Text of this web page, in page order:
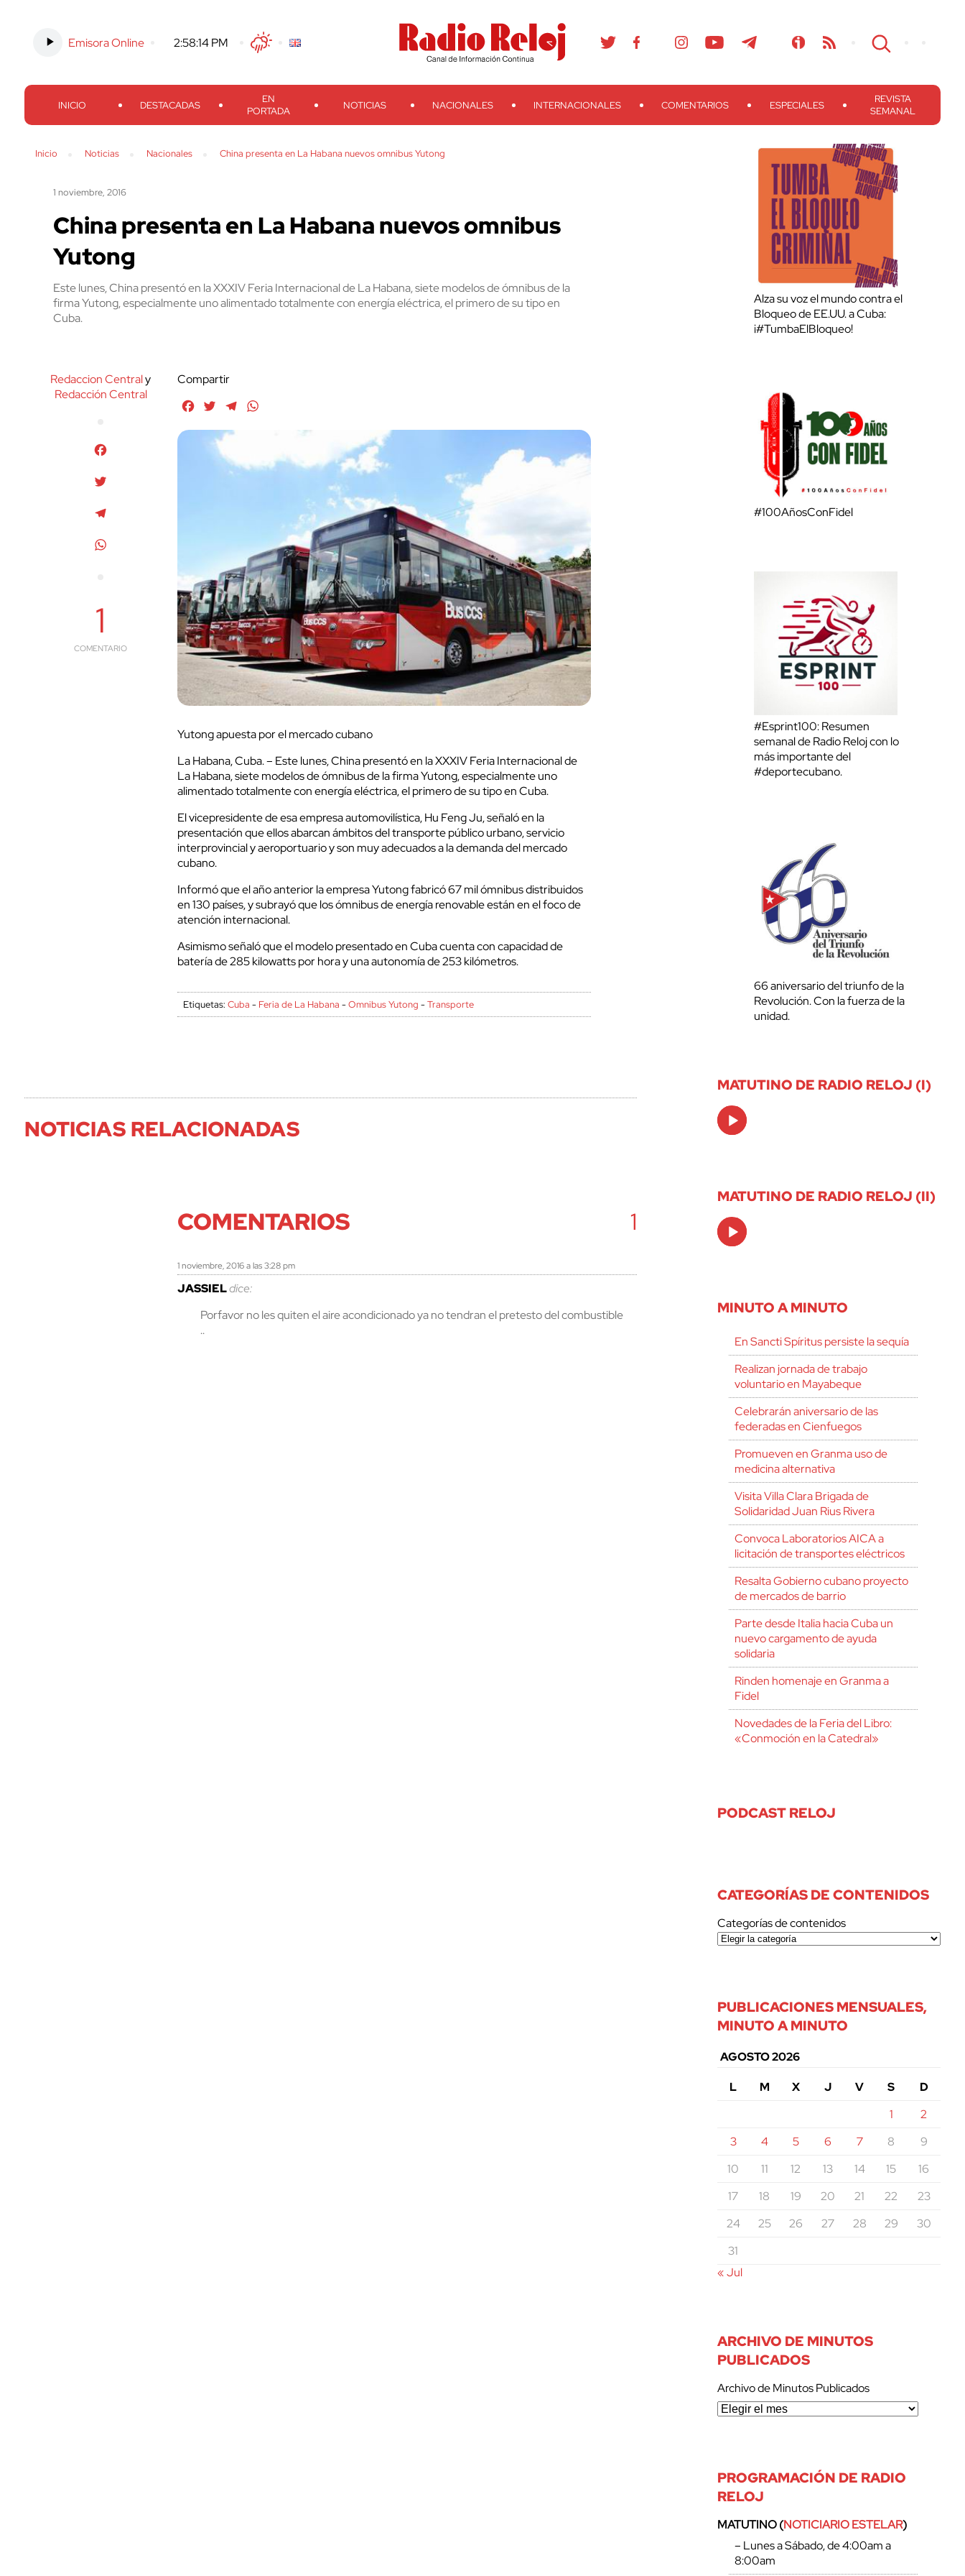
Emisora Online -2:58:15 PM TwitterFacebook
Threads
Instagram TelegramTeveo Ivoox RSS Search
INICIO DESTACADAS
EN
PORTADA
NOTICIAS NACIONALES INTERNACIONALES COMENTARIOS ESPECIALES
REVISTA
SEMANAL
Inicio Noticias Nacionales China presenta en La Habana nuevos omnibus Yutong
1 noviembre, 2016
China presenta en La Habana nuevos omnibus
Yutong
Este lunes, China presentó en la XXXIV Feria Internacional de La Habana, siete modelos de ómnibus de la
firma Yutong, especialmente uno alimentado totalmente con energía eléctrica, el primero de su tipo en
Cuba.
Redaccion Centraly
Redacción Central
1
COMENTARIO
Compartir
FacebookTwitterTelegram
Yutong apuesta por el mercado cubano
La Habana, Cuba. – Este lunes, China presentó en la XXXIV Feria Internacional de
La Habana, siete modelos de ómnibus de la firma Yutong, especialmente uno
alimentado totalmente con energía eléctrica, el primero de su tipo en Cuba.
El vicepresidente de esa empresa automovilística, Hu Feng Ju, señaló en la
presentación que ellos abarcan ámbitos del transporte público urbano, servicio
interprovincial y aeroportuario y son muy adecuados a la demanda del mercado
cubano.
Informó que el año anterior la empresa Yutong fabricó 67 mil ómnibus distribuidos
en 130 países, y subrayó que los ómnibus de energía renovable están en el foco de
atención internacional.
Asimismo señaló que el modelo presentado en Cuba cuenta con capacidad de
batería de 285 kilowatts por hora y una autonomía de 253 kilómetros.
Etiquetas:Cuba - Feria de La Habana -Omnibus Yutong -Transporte
NOTICIAS RELACIONADAS
COMENTARIOS 1
JASSIELdice:
1 noviembre, 2016 a las 3:28 pm
Porfavor no les quiten el aire acondicionado ya no tendran el pretesto del combustible
..
Alza su voz el mundo contra el
Bloqueo de EE.UU. a Cuba:
¡#TumbaElBloqueo!
#100AñosConFidel
#Esprint100: Resumen
semanal de Radio Reloj con lo
más importante del
#deportecubano.
66 aniversario del triunfo de la
Revolución. Con la fuerza de la
unidad.
MATUTINO DE RADIO RELOJ (I)
Audio
Player
MATUTINO DE RADIO RELOJ (II)
Audio
Player
MINUTO A MINUTO
En Sancti Spíritus persiste la sequía
Realizan jornada de trabajo
voluntario en Mayabeque
Celebrarán aniversario de las
federadas en Cienfuegos
Promueven en Granma uso de
medicina alternativa
Visita Villa Clara Brigada de
Solidaridad Juan Rius Rivera
Convoca Laboratorios AICA a
licitación de transportes eléctricos
Resalta Gobierno cubano proyecto
de mercados de barrio
Parte desde Italia hacia Cuba un
nuevo cargamento de ayuda
solidaria
Rinden homenaje en Granma a
Fidel
Novedades de la Feria del Libro:
«Conmoción en la Catedral»
PODCAST RELOJ
CATEGORÍAS DE CONTENIDOS
Categorías de contenidos
PUBLICACIONES MENSUALES,
MINUTO A MINUTO
AGOSTO 2026
L
M X J V S
D
1
2
3
4 5 6 7 8
9
10
11 12 13 14 15
16
17
18 19 20 21 22
23
24
25 26 27 28 29
30
31
« Jul
ARCHIVO DE MINUTOS
PUBLICADOS
Archivo de Minutos Publicados
PROGRAMACIÓN DE RADIO
RELOJ
MATUTINO (NOTICIARIO ESTELAR)
– Lunes a Sábado, de 4:00am a
8:00am